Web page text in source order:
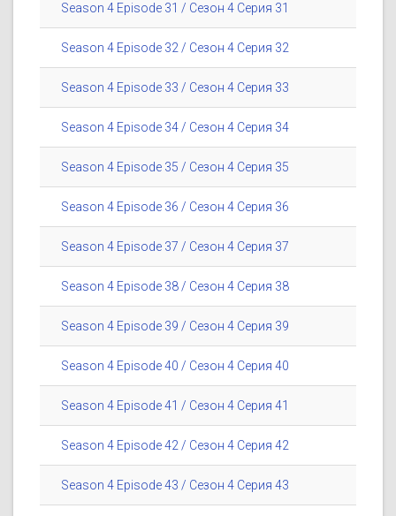
Season 4 Episode 31 / Сезон 4 Серия 31
Season 4 Episode 32 / Сезон 4 Серия 32
Season 4 Episode 33 / Сезон 4 Серия 33
Season 4 Episode 34 / Сезон 4 Серия 34
Season 4 Episode 35 / Сезон 4 Серия 35
Season 4 Episode 36 / Сезон 4 Серия 36
Season 4 Episode 37 / Сезон 4 Серия 37
Season 4 Episode 38 / Сезон 4 Серия 38
Season 4 Episode 39 / Сезон 4 Серия 39
Season 4 Episode 40 / Сезон 4 Серия 40
Season 4 Episode 41 / Сезон 4 Серия 41
Season 4 Episode 42 / Сезон 4 Серия 42
Season 4 Episode 43 / Сезон 4 Серия 43